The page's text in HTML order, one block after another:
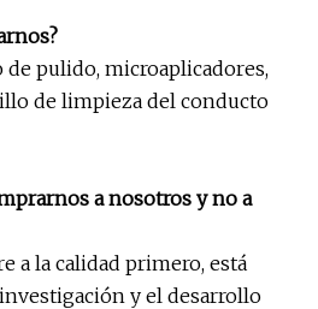
de pulido, microaplicadores,
de limpieza del conducto
a nosotros y no a
a la calidad primero, está
y el desarrollo